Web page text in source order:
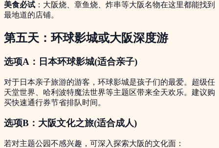
美食必试 ：大阪烧、章鱼烧、炸串等大阪名物在这里都能找到
最地道的店铺。
第五天：环球影城或大阪深度游
选项A：日本环球影城(适合亲子)
对于日本亲子旅游的游客，环球影城是孩子们的最爱。超级任
天堂世界、哈利波特魔法世界等主题区带来全天欢乐。建议购
买快速通行券节省排队时间。
选项B：大阪文化之旅(适合成人)
若对主题公园不感兴趣，可深入探索大阪的文化面：